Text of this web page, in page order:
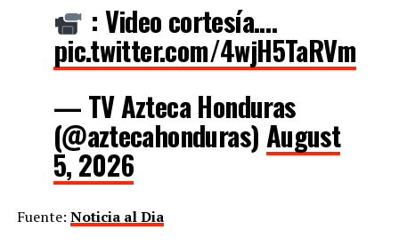
: Video cortesía.…
pic.twitter.com/4wjH5TaRVm
— TV Azteca Honduras
(@aztecahonduras) August
5, 2026
Fuente: Noticia al Dia